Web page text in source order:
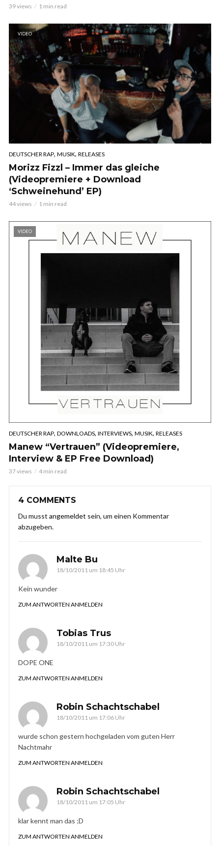
39 views 1 min read
VIDEO
DEUTSCHER RAP, MUSIK, RELEASES
Morizz Fizzl – Immer das gleiche
(Videopremiere + Download
‘Schweinehund’ EP)
44 views 1 min read
VIDEO
DEUTSCHER RAP, DOWNLOADS, INTERVIEWS, MUSIK, RELEASES
Manew “Vertrauen” (Videopremiere,
Interview & EP Free Download)
37 views 4 min read
4 COMMENTS
Du musst angemeldet sein, um einen Kommentar
abzugeben.
Malte Bu
18/10/2011 um 18:45 Uhr
Kein wunder
ZUM ANTWORTEN ANMELDEN
Tobias Trus
18/10/2011 um 17:30 Uhr
DOPE ONE
ZUM ANTWORTEN ANMELDEN
Robin Schachtschabel
18/10/2011 um 17:06 Uhr
wurde schon gestern hochgeladen vom guten Herr
Nachtmahr
ZUM ANTWORTEN ANMELDEN
Robin Schachtschabel
18/10/2011 um 17:05 Uhr
klar kennt man das ;D
ZUM ANTWORTEN ANMELDEN